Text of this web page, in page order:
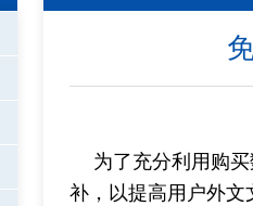
为了充分利用购
补，以提高用户外文